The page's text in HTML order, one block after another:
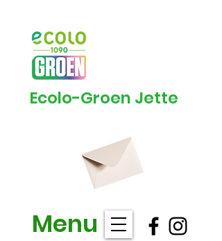
Ecolo-Groen Jette
Menu